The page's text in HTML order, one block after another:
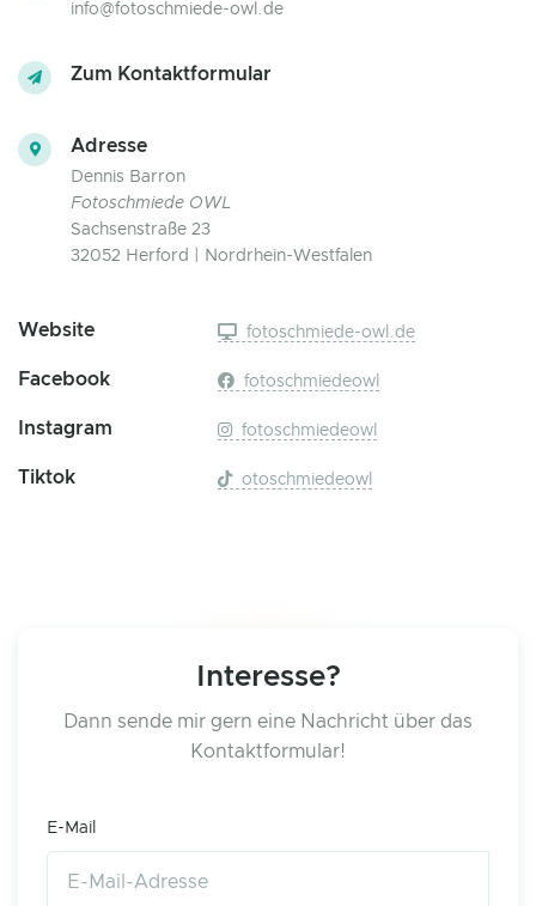
info@fotoschmiede-owl.de
Zum Kontaktformular
Adresse
Dennis Barron
Fotoschmiede OWL
Sachsenstraße 23
32052 Herford | Nordrhein-Westfalen
Website fotoschmiede-owl.de
Facebook fotoschmiedeowl
Instagram fotoschmiedeowl
Tiktok otoschmiedeowl
Interesse?
Dann sende mir gern eine Nachricht über das
Kontaktformular!
E-Mail